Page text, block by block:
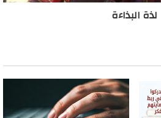
لذة البذاءة